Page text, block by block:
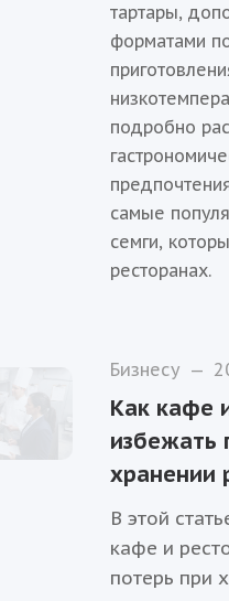
тартары,
форматами
подробно
самые
семги,
ресторанах.
Бизнесу —
Как кафе
избежать
хранении
В этой
кафе и
потерь при